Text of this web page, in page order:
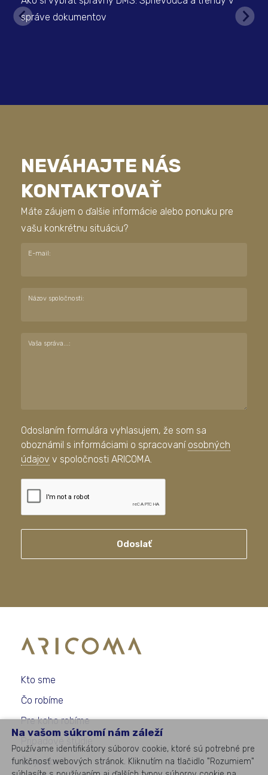
správe dokumentov
NEVÁHAJTE NÁS
KONTAKTOVAŤ
Máte záujem o ďalšie informácie alebo ponuku pre
vašu konkrétnu situáciu?
E-mail:
Názov spoločnosti:
Vaša správa...:
Odoslaním formulára vyhlasujem, že som sa
oboznámil s informáciami o spracovaní osobných
údajov v spoločnosti ARICOMA.
Odoslať
Na vašom súkromí nám záleží
Používame identifikátory súborov cookie, ktoré sú potrebné pre
funkčnosť webových stránok. Kliknutím na tlačidlo "Rozumiem"
Kto sme
Čo robíme
Pre koho robíme
Čo je nové